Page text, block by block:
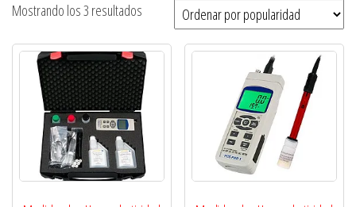
Mostrando los 3 resultados